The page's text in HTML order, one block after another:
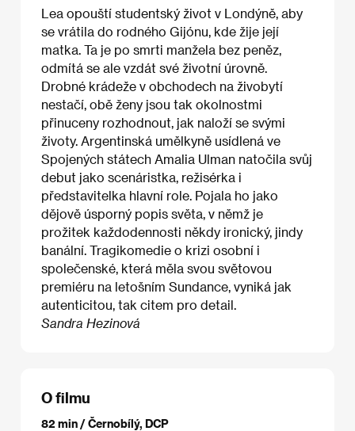
Lea opouští studentský život v Londýně, aby
se vrátila do rodného Gijónu, kde žije její
matka. Ta je po smrti manžela bez peněz,
odmítá se ale vzdát své životní úrovně.
Drobné krádeže v obchodech na živobytí
nestačí, obě ženy jsou tak okolnostmi
přinuceny rozhodnout, jak naloží se svými
životy. Argentinská umělkyně usídlená ve
Spojených státech Amalia Ulman natočila svůj
debut jako scenáristka, režisérka i
představitelka hlavní role. Pojala ho jako
dějově úsporný popis světa, v němž je
prožitek každodennosti někdy ironický, jindy
banální. Tragikomedie o krizi osobní i
společenské, která měla svou světovou
premiéru na letošním Sundance, vyniká jak
autenticitou, tak citem pro detail.
Sandra Hezinová
O filmu
82 min / Černobílý, DCP